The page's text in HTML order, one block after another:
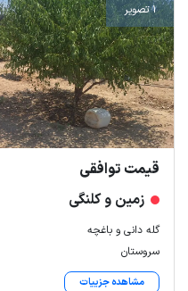
1 تصویر
قیمت توافقی
زمین و کلنگی
گله دانی و باغچه
سروستان
مشاهده جزییات